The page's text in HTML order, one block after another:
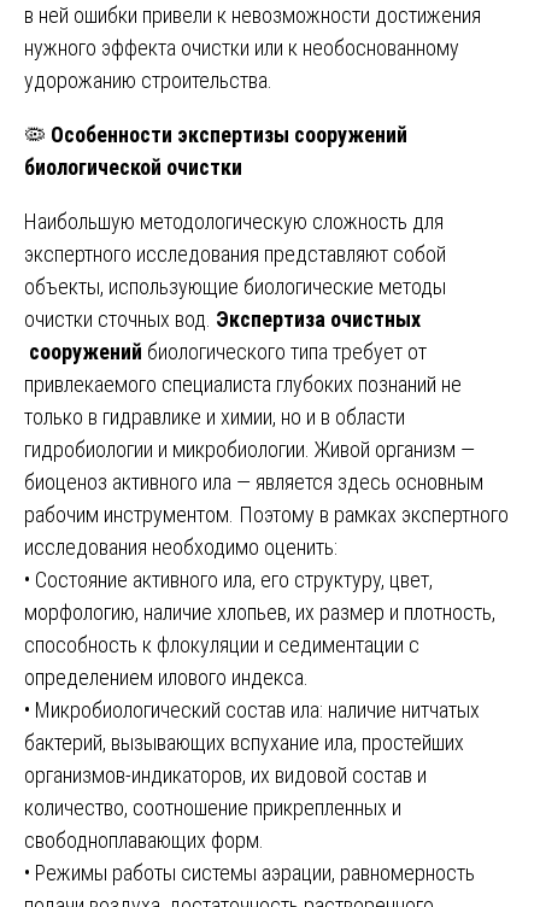
в ней ошибки привели к невозможности достижения
нужного эффекта очистки или к необоснованному
удорожанию строительства.
🦠 Особенности экспертизы сооружений
биологической очистки
Наибольшую методологическую сложность для
экспертного исследования представляют собой
объекты, использующие биологические методы
очистки сточных вод. Экспертиза очистных
сооружений биологического типа требует от
привлекаемого специалиста глубоких познаний не
только в гидравлике и химии, но и в области
гидробиологии и микробиологии. Живой организм —
биоценоз активного ила — является здесь основным
рабочим инструментом. Поэтому в рамках экспертного
исследования необходимо оценить:
• Состояние активного ила, его структуру, цвет,
морфологию, наличие хлопьев, их размер и плотность,
способность к флокуляции и седиментации с
определением илового индекса.
• Микробиологический состав ила: наличие нитчатых
бактерий, вызывающих вспухание ила, простейших
организмов-индикаторов, их видовой состав и
количество, соотношение прикрепленных и
свободноплавающих форм.
• Режимы работы системы аэрации, равномерность